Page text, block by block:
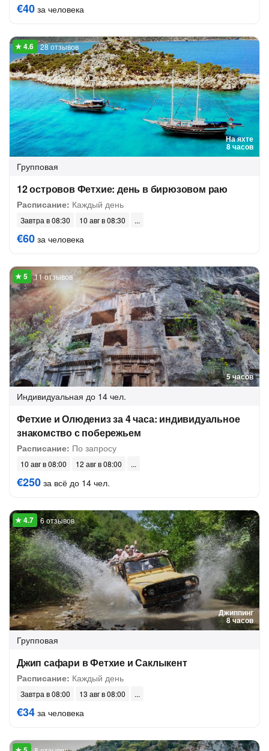
€40 за человека
На яхте
8 часов
28 отзывов
Групповая
12 островов Фетхие: день в бирюзовом раю
Расписание: Каждый день
Завтра в 08:30 10 авг в 08:30
€60 за человека
5 часов
11 отзывов
Индивидуальная до 14 чел.
Фетхие и Олюдениз за 4 часа: индивидуальное
знакомство с побережьем
Расписание: По запросу
10 авг в 08:00 12 авг в 08:00
€250 за всё до 14 чел.
Джиппинг
8 часов
6 отзывов
Групповая
Джип сафари в Фетхие и Саклыкент
Расписание: Каждый день
Завтра в 08:00 13 авг в 08:00
€34 за человека